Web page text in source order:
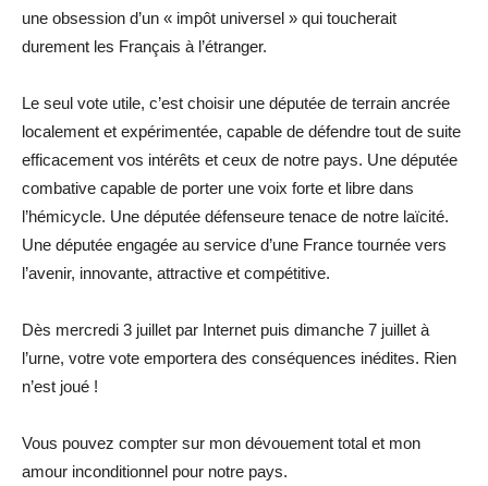
une obsession d’un « impôt universel » qui toucherait
durement les Français à l’étranger.
Le seul vote utile, c’est choisir une députée de terrain ancrée
localement et expérimentée, capable de défendre tout de suite
efficacement vos intérêts et ceux de notre pays. Une députée
combative capable de porter une voix forte et libre dans
l’hémicycle. Une députée défenseure tenace de notre laïcité.
Une députée engagée au service d’une France tournée vers
l’avenir, innovante, attractive et compétitive.
Dès mercredi 3 juillet par Internet puis dimanche 7 juillet à
l’urne, votre vote emportera des conséquences inédites. Rien
n’est joué !
Vous pouvez compter sur mon dévouement total et mon
amour inconditionnel pour notre pays.